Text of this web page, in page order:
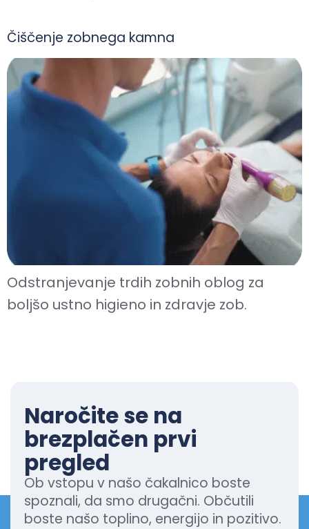
Čiščenje zobnega kamna
Odstranjevanje trdih zobnih oblog za
boljšo ustno higieno in zdravje zob.
Naročite se na
brezplačen prvi
pregled
Ob vstopu v našo čakalnico boste
spoznali, da smo drugačni. Občutili
boste našo toplino, energijo in pozitivo.